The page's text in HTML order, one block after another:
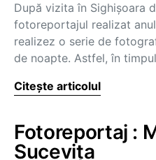
După vizita în Sighișoara
fotoreportajul realizat
realizez o serie de
de noapte. Astfel, în
Citește articolul
Fotoreportaj :
Suceviţa